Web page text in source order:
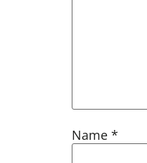
Name *